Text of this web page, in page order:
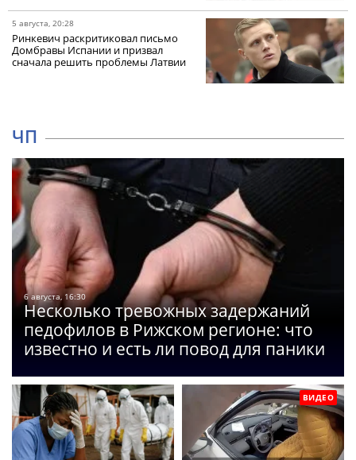
5 августа, 20:28
Ринкевич раскритиковал письмо
Домбравы Испании и призвал
сначала решить проблемы Латвии
ЧП
6 августа, 16:30
Несколько тревожных задержаний
педофилов в Рижском регионе: что
известно и есть ли повод для паники
ВИДЕО